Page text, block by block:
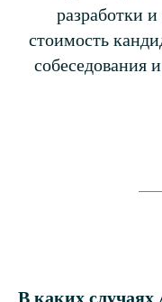
разработки
стоимость
собеседования
В каких случаях